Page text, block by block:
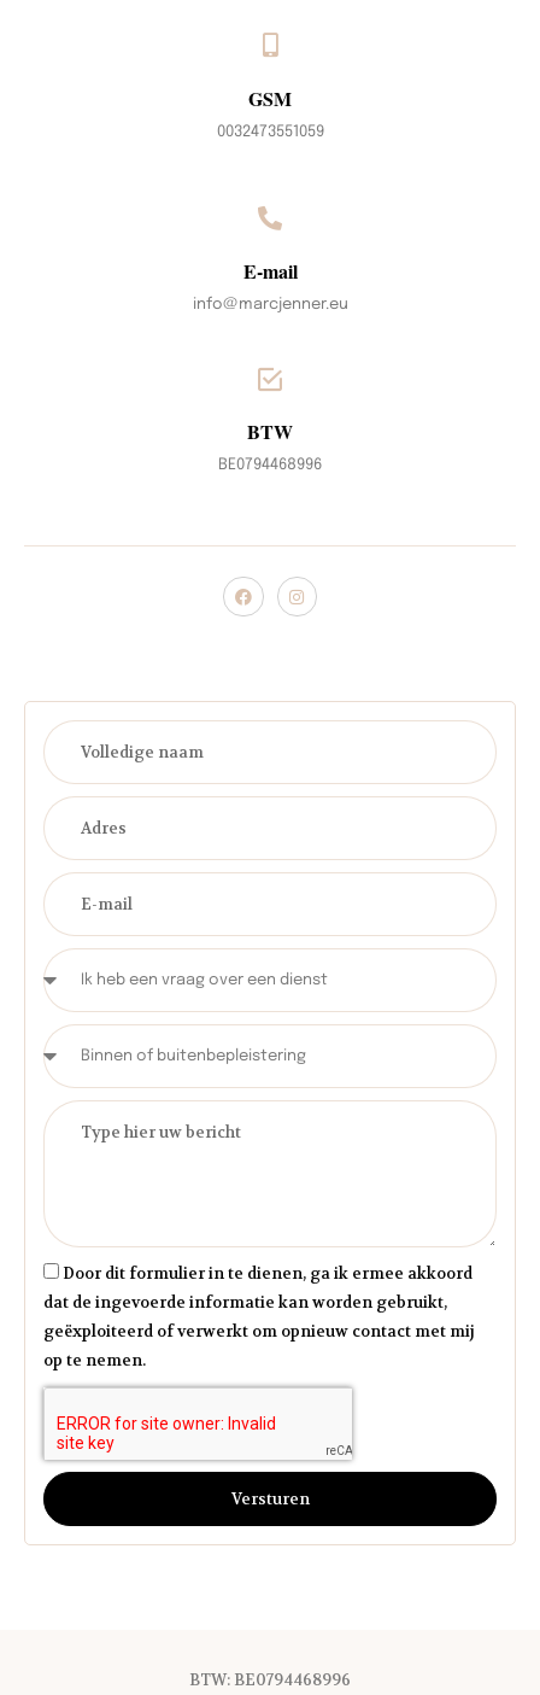
GSM
0032473551059
E-mail
info@marcjenner.eu
BTW
BE0794468996
Door dit formulier in te dienen, ga ik ermee akkoord
dat de ingevoerde informatie kan worden gebruikt,
geëxploiteerd of verwerkt om opnieuw contact met mij
op te nemen.
Versturen
BTW: BE0794468996